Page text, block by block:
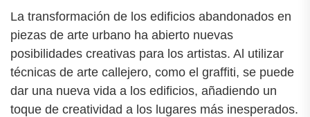
La transformación de los edificios abandonados en
piezas de arte urbano ha abierto nuevas
posibilidades creativas para los artistas. Al utilizar
técnicas de arte callejero, como el graffiti, se puede
dar una nueva vida a los edificios, añadiendo un
toque de creatividad a los lugares más inesperados.